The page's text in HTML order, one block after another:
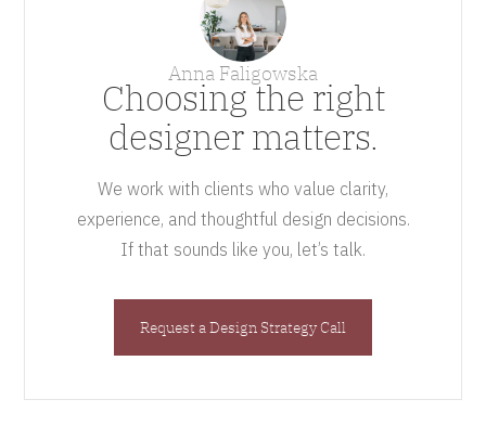
Anna Faligowska
Choosing the right
designer matters.
We work with clients who value clarity,
experience, and thoughtful design decisions.
If that sounds like you, let’s talk.
Request a Design Strategy Call